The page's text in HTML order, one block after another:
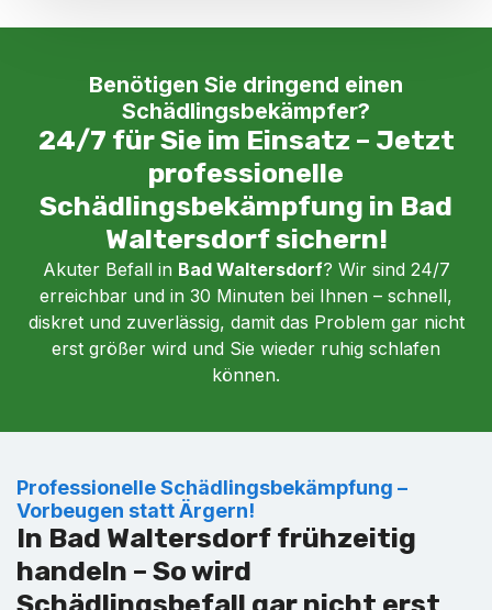
Benötigen Sie dringend einen
Schädlingsbekämpfer?
24/7 für Sie im Einsatz – Jetzt
professionelle
Schädlingsbekämpfung in Bad
Waltersdorf sichern!
Akuter Befall in Bad Waltersdorf? Wir sind 24/7
erreichbar und in 30 Minuten bei Ihnen – schnell,
diskret und zuverlässig, damit das Problem gar nicht
erst größer wird und Sie wieder ruhig schlafen
können.
Professionelle Schädlingsbekämpfung –
Vorbeugen statt Ärgern!
In Bad Waltersdorf frühzeitig
handeln – So wird
Schädlingsbefall gar nicht erst